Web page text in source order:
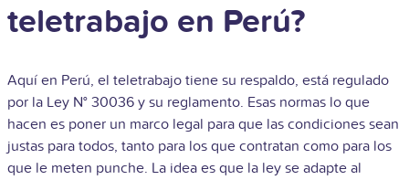
teletrabajo en Perú?
Aquí en Perú, el teletrabajo tiene su respaldo, está regulado
por la Ley N° 30036 y su reglamento. Esas normas lo que
hacen es poner un marco legal para que las condiciones sean
justas para todos, tanto para los que contratan como para los
que le meten punche. La idea es que la ley se adapte al